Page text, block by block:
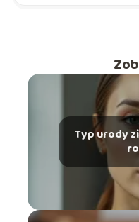
Typ urody